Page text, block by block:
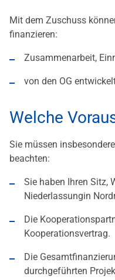
Mit dem Zuschuss
finanzieren:
Zusammenarbeit,
von den OG
Welche
Sie müssen
beachten:
Sie haben Ihren Sitz,
Niederlassungin
Die
Kooperationsvertrag.
Die
durchgeführten